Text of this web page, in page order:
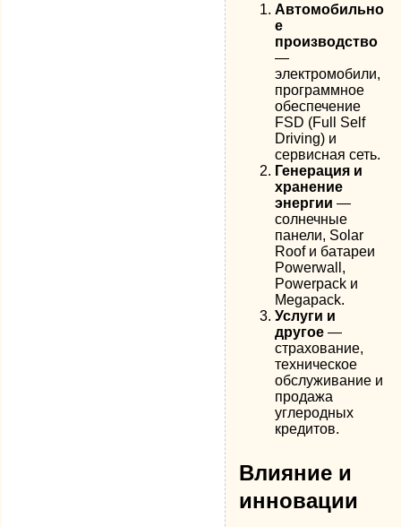
Автомобильно
е
производство
—
электромобили,
программное
обеспечение
FSD (Full Self
Driving) и
сервисная сеть.
Генерация и
хранение
энергии —
солнечные
панели, Solar
Roof и батареи
Powerwall,
Powerpack и
Megapack.
Услуги и
другое —
страхование,
техническое
обслуживание и
продажа
углеродных
кредитов.
Влияние и
инновации